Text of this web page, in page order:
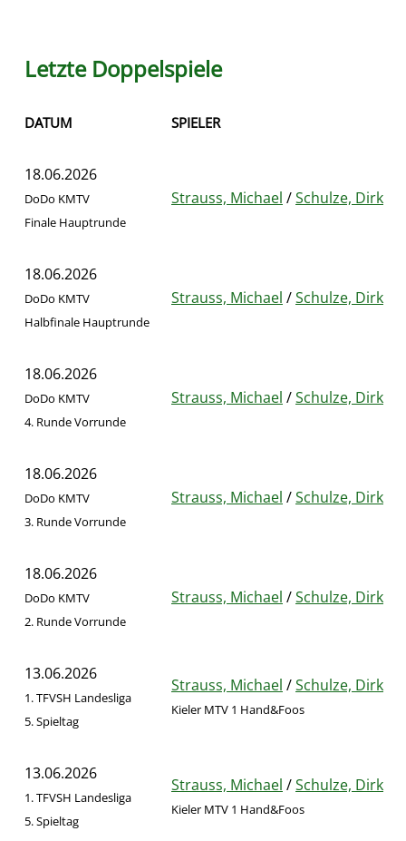
Letzte Doppelspiele
DATUM SPIELER
18.06.2026
DoDo KMTV
Finale Hauptrunde
Strauss, Michael /Schulze, Dirk
18.06.2026
DoDo KMTV
Halbfinale Hauptrunde
Strauss, Michael /Schulze, Dirk
18.06.2026
DoDo KMTV
4. Runde Vorrunde
Strauss, Michael /Schulze, Dirk
18.06.2026
DoDo KMTV
3. Runde Vorrunde
Strauss, Michael /Schulze, Dirk
18.06.2026
DoDo KMTV
2. Runde Vorrunde
Strauss, Michael /Schulze, Dirk
13.06.2026
1. TFVSH Landesliga
5. Spieltag
Strauss, Michael /Schulze, Dirk
Kieler MTV 1 Hand&Foos
13.06.2026
1. TFVSH Landesliga
5. Spieltag
Strauss, Michael /Schulze, Dirk
Kieler MTV 1 Hand&Foos